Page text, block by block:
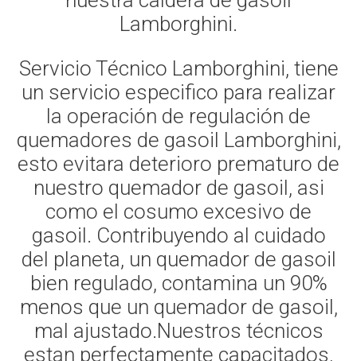
Lamborghini.
Servicio Técnico Lamborghini, tiene
un servicio especifico para realizar
la operación de regulación de
quemadores de gasoil Lamborghini,
esto evitara deterioro prematuro de
nuestro quemador de gasoil, asi
como el cosumo excesivo de
gasoil. Contribuyendo al cuidado
del planeta, un quemador de gasoil
bien regulado, contamina un 90%
menos que un quemador de gasoil,
mal ajustado.Nuestros técnicos
estan perfectamente capacitados,